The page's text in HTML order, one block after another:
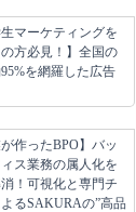
生マーケティングを
方必見！】全国の
を網羅した広告
が作ったBPO】バッ
ス業務の属人化を
！可視化と専門チ
るSAKURAの”高品